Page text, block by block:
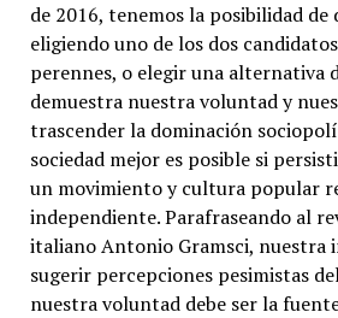
de 2016, tenemos la posibilidad
eligiendo uno de los dos
perennes, o elegir una alternativa
demuestra nuestra voluntad y
trascender la dominación
sociedad mejor es posible si
un movimiento y cultura popular
independiente. Parafraseando al
italiano Antonio Gramsci, nuestra
sugerir percepciones pesimistas
nuestra voluntad debe ser la